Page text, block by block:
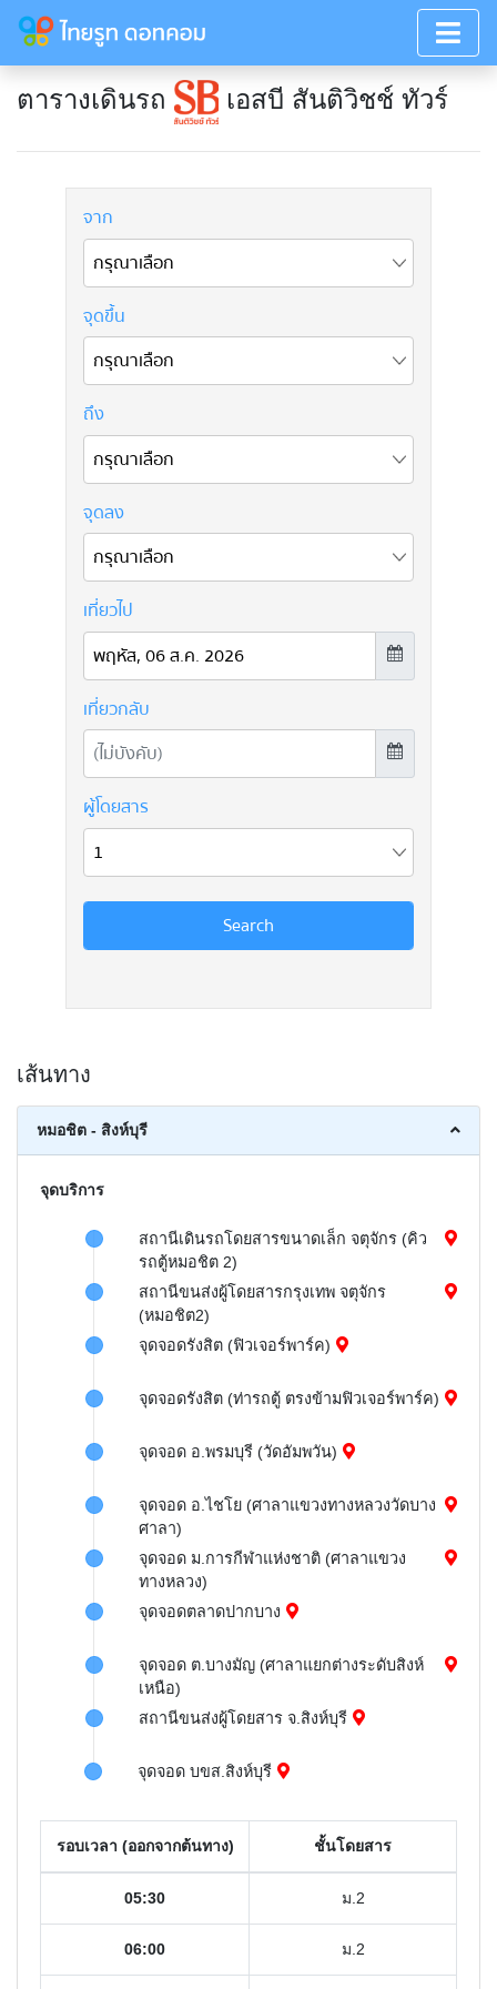
ตารางเดินรถ เอสบี สันติวิชช์ ทัวร์
เส้นทาง
หมอชิต - สิงห์บุรี
จุดบริการ
สถานีเดินรถโดยสารขนาดเล็ก จตุจักร (คิว
รถตู้หมอชิต 2)
สถานีขนส่งผู้โดยสารกรุงเทพ จตุจักร
(หมอชิต2)
จุดจอดรังสิต (ฟิวเจอร์พาร์ค)
จุดจอดรังสิต (ท่ารถตู้ ตรงข้ามฟิวเจอร์พาร์ค)
จุดจอด อ.พรมบุรี (วัดอัมพวัน)
จุดจอด อ.ไชโย (ศาลาแขวงทางหลวงวัดบาง
ศาลา)
จุดจอด ม.การกีฬาแห่งชาติ (ศาลาแขวง
ทางหลวง)
จุดจอดตลาดปากบาง
จุดจอด ต.บางมัญ (ศาลาแยกต่างระดับสิงห์
เหนือ)
สถานีขนส่งผู้โดยสาร จ.สิงห์บุรี
จุดจอด บขส.สิงห์บุรี
รอบเวลา (ออกจากต้นทาง) ชั้นโดยสาร
05:30 ม.2
06:00 ม.2